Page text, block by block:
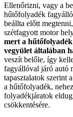
Ellenőrizni, vagy a
hűtőfolyadék
beállta előtt
szétfagyott motor
mert a
vegyület általában
veszít belőle, így
fagyállóval járó autó
tapasztalatok szerint
a hűtőfolyadék,
folyadékjáratok
csökkentésére.